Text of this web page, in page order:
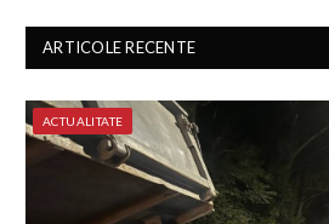
ARTICOLE RECENTE
ACTUALITATE